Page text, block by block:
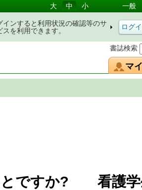
書誌検索
大 中 小 一般
インすると利用状況の確認等のサ
スを利用できます。
マ
とですか? 看護学